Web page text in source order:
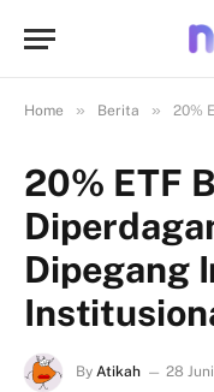
Home » Berita » 20%
20% ​ETF
Dipegang
By Atikah 28